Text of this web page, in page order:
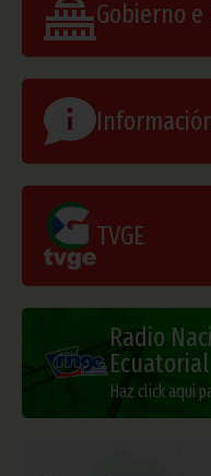
Gobierno
TVGE
Radio
Ecuatorial
Haz click aquí